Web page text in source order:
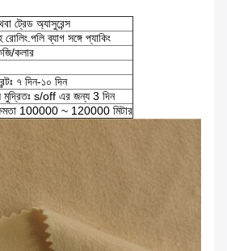
ট্রেড অ্যাসুরেন্স
ব্যাগ সঙ্গে প্যাকিং
কলার
৭ দিন-১০ দিন
মুদ্রিতঃ s/off এর জন্য 3 দিন
100000 ~ 120000 মিটার